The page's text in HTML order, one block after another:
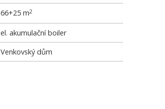
66+25 m2
el. akumulační boiler
Venkovský dům